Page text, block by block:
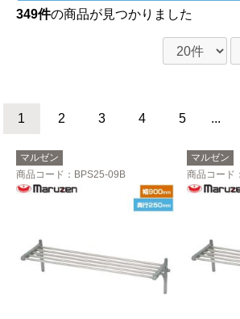
349件の商品が見つかりました
1 2 3 4 5 ...
マルゼン
商品コード ：BPS25-09B
マルゼン
商品コード